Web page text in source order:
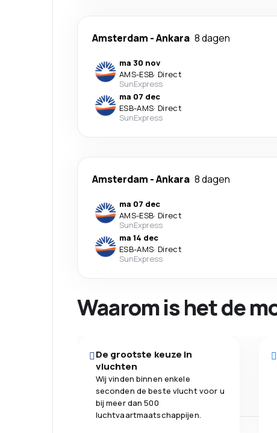
Amsterdam -Ankara 8 dagen
ma 30 nov
AMS-ESB· Direct
SunExpress
ma 07 dec
ESB-AMS· Direct
SunExpress
Amsterdam -Ankara 8 dagen
ma 07 dec
AMS-ESB· Direct
SunExpress
ma 14 dec
ESB-AMS· Direct
SunExpress
Waarom is het de
De grootste keuze in
vluchten
Wij vinden binnen enkele
seconden de beste vlucht voor u
bij meer dan 500
luchtvaartmaatschappijen.